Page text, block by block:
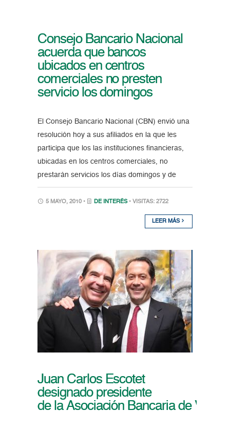
Consejo Bancario Nacional
acuerda que bancos
ubicados en centros
comerciales no presten
servicio los domingos
El Consejo Bancario Nacional (CBN) envió una
resolución hoy a sus afiliados en la que les
participa que los las instituciones financieras,
ubicadas en los centros comerciales, no
prestarán servicios los días domingos y de
5 MAYO, 2010 • DE INTERÉS • VISITAS: 2722
LEER MÁS
Juan Carlos Escotet
designado presidente
de la Asociación Bancaria de